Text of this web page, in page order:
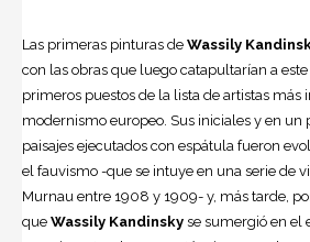
Las primeras pinturas de Wassily
con las obras que luego catapultarían a
primeros puestos de la lista de artistas más
modernismo europeo. Sus iniciales y en un
paisajes ejecutados con espátula fueron
el fauvismo -que se intuye en una serie de
Murnau entre 1908 y 1909- y, más tarde,
que Wassily Kandinsky se sumergió en el